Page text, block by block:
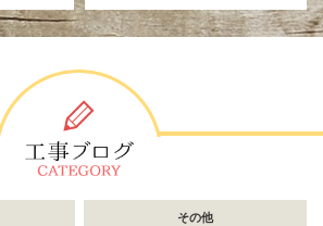
その他